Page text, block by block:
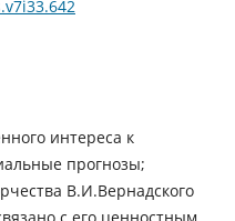
интереса к
прогнозы;
В.И.Вернадского